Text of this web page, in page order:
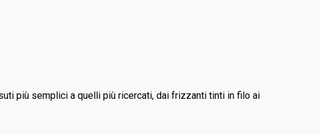
più semplici a quelli più ricercati, dai frizzanti tinti in filo ai